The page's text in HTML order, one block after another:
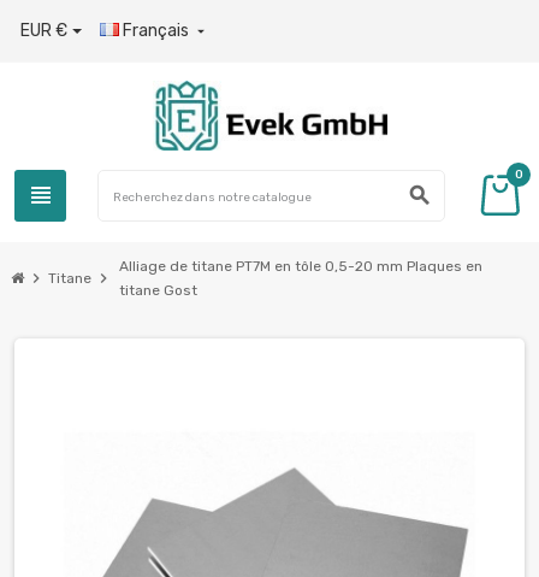
EUR € Français 
view_headline search
0
chevron_right Titane chevron_right
Alliage de titane PT7M en tôle 0,5-20 mm Plaques en
titane Gost